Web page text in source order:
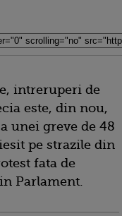
intreruperi de
este, din nou,
unei greve de 48
pe strazile din
fata de
Parlament.